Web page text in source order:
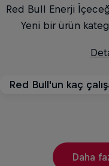
Red Bull Enerji
Yeni bir ürün
Red Bull'un kaç
Daha